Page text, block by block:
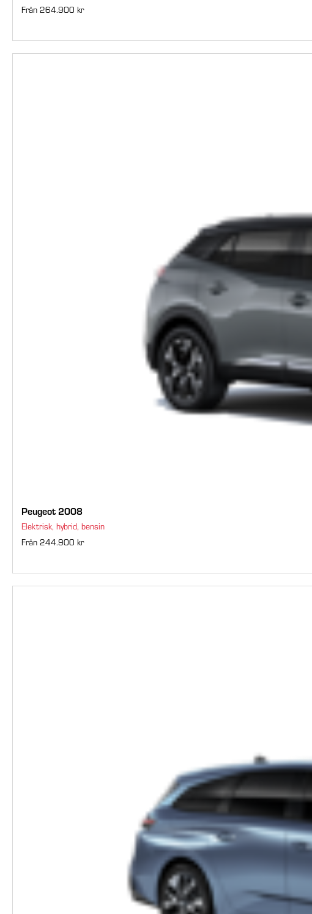
Från 264.900 kr
Peugeot 2008
Elektrisk, hybrid, bensin
Från 244.900 kr